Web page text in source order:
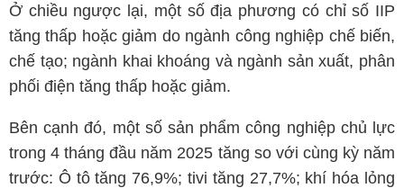
Ở chiều ngược lại, một số địa phương có chỉ số IIP
tăng thấp hoặc giảm do ngành công nghiệp chế biến,
chế tạo; ngành khai khoáng và ngành sản xuất, phân
phối điện tăng thấp hoặc giảm.
Bên cạnh đó, một số sản phẩm công nghiệp chủ lực
trong 4 tháng đầu năm 2025 tăng so với cùng kỳ năm
trước: Ô tô tăng 76,9%; tivi tăng 27,7%; khí hóa lỏng